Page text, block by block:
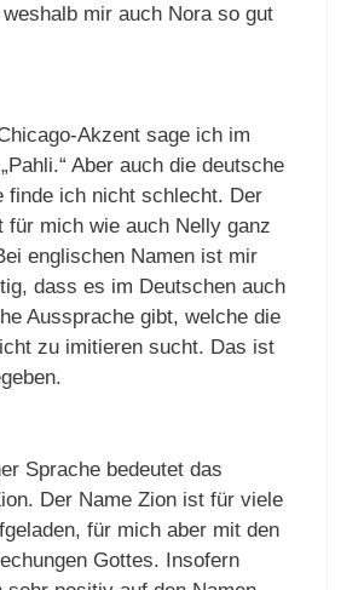
mir auch Nora so gut
Akzent sage ich im
Aber auch die deutsche
finde ich nicht schlecht. Der
für mich wie auch Nelly ganz
englischen Namen ist mir
dass es im Deutschen auch
Aussprache gibt, welche die
zu imitieren sucht. Das ist
Sprache bedeutet das
Der Name Zion ist für viele
für mich aber mit den
Gottes. Insofern